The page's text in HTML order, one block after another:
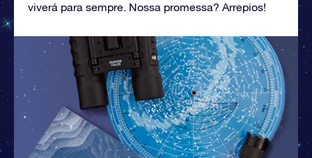
viverá para sempre. Nossa promessa? Arrepios!